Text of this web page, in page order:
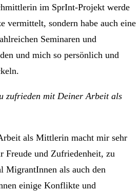
im SprInt-Projekt werde
vermittelt, sondern habe auch eine
Seminaren und
und mich so persönlich und
zufrieden mit Deiner Arbeit als
als Mittlerin macht mir sehr
Freude und Zufriedenheit, zu
MigrantInnen als auch den
einige Konflikte und